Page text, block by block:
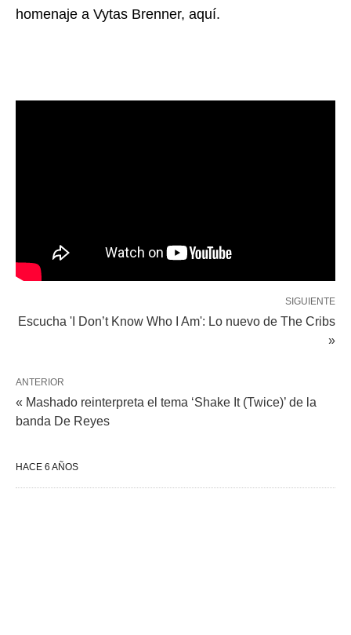
homenaje a Vytas Brenner, aquí.
SIGUIENTE
Escucha 'I Don’t Know Who I Am': Lo nuevo de The Cribs
»
ANTERIOR
« Mashado reinterpreta el tema ‘Shake It (Twice)’ de la
banda De Reyes
HACE 6 AÑOS